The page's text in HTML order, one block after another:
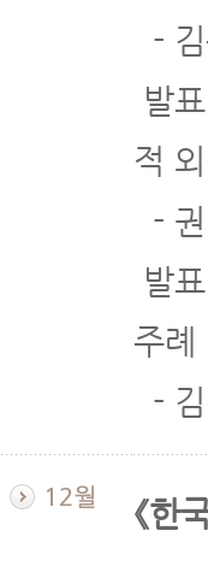
-
발
적
-
발
주례
-
《한